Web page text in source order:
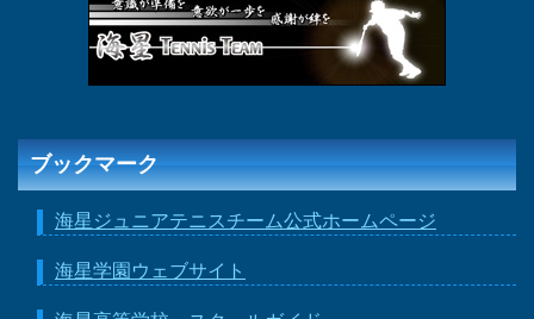
ブックマーク
海星ジュニアテニスチーム公式ホームページ
海星学園ウェブサイト